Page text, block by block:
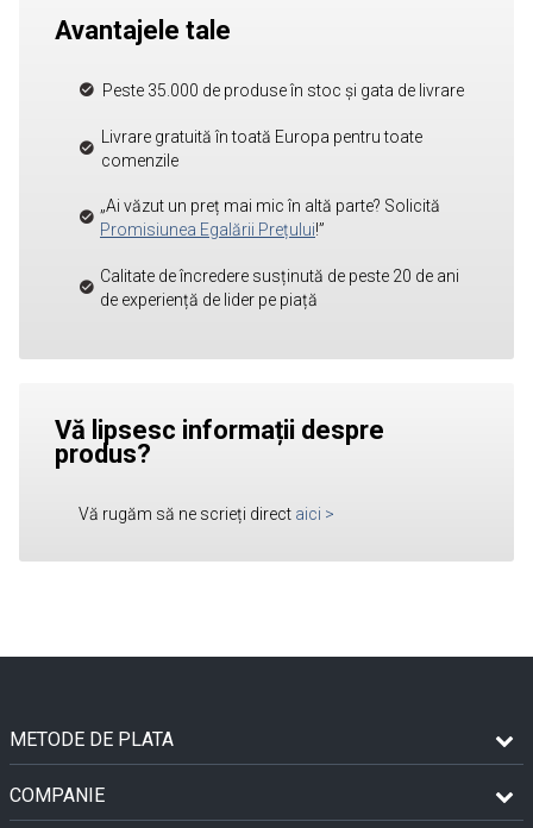
Avantajele tale
Peste 35.000 de produse în stoc și gata de livrare
Livrare gratuită în toată Europa pentru toate
comenzile
„Ai văzut un preț mai mic în altă parte? Solicită
Promisiunea Egalării Prețului!”
Calitate de încredere susținută de peste 20 de ani
de experiență de lider pe piață
Vă lipsesc informații despre
produs?
Vă rugăm să ne scrieți direct aici >
METODE DE PLATA
COMPANIE